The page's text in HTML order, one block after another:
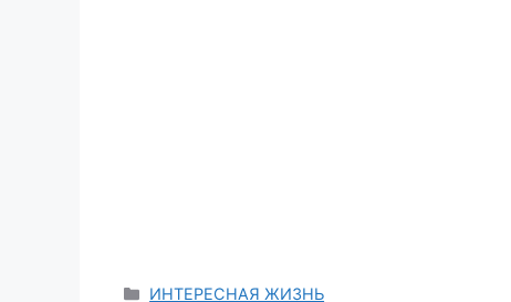
Categories
ИНТЕРЕСНАЯ ЖИЗНЬ